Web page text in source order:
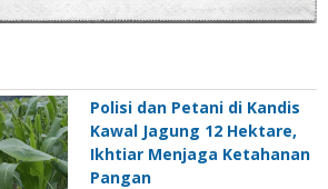
Polisi dan Petani di Kandis
Kawal Jagung 12 Hektare,
Ikhtiar Menjaga Ketahanan
Pangan